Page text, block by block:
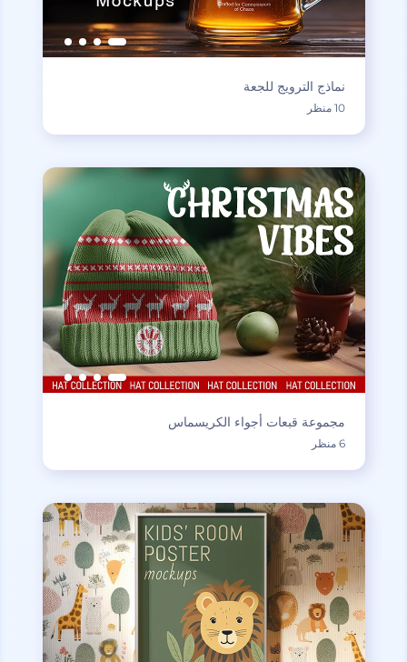
نماذج الترويج للجعة
10 منظر
مجموعة قبعات أجواء الكريسماس
6 منظر